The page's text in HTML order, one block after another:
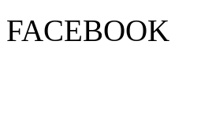
FACEBOOK